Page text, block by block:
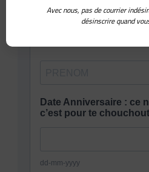
Avec nous, pas de courrier
désinscrire quand